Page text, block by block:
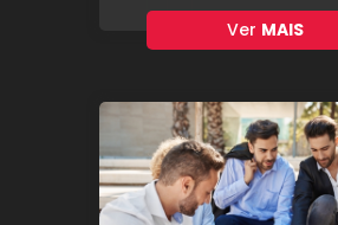
Ver MAIS